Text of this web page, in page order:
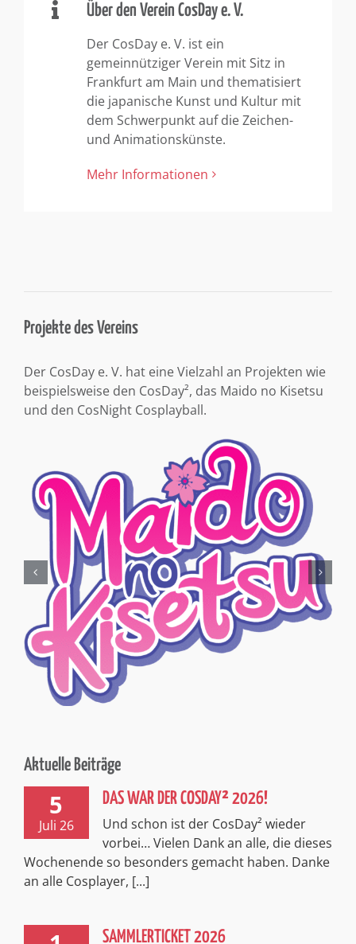
Über den Verein CosDay e. V.
Der CosDay e. V. ist ein
gemeinnütziger Verein mit Sitz in
Frankfurt am Main und thematisiert
die japanische Kunst und Kultur mit
dem Schwerpunkt auf die Zeichen-
und Animationskünste.
Mehr Informationen
Projekte des Vereins
Der CosDay e. V. hat eine Vielzahl an Projekten wie
beispielsweise den CosDay², das Maido no Kisetsu
und den CosNight Cosplayball.
Aktuelle Beiträge
5
Juli 26
DAS WAR DER COSDAY² 2026!
Und schon ist der CosDay² wieder
vorbei… Vielen Dank an alle, die dieses
Wochenende so besonders gemacht haben. Danke
an alle Cosplayer, [...]
SAMMLERTICKET 2026